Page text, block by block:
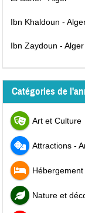
Ibn Khaldoun -
Ibn Zaydoun - Alger
Catégories de
Art et Culture
Attractions -
Hébergement
Nature et